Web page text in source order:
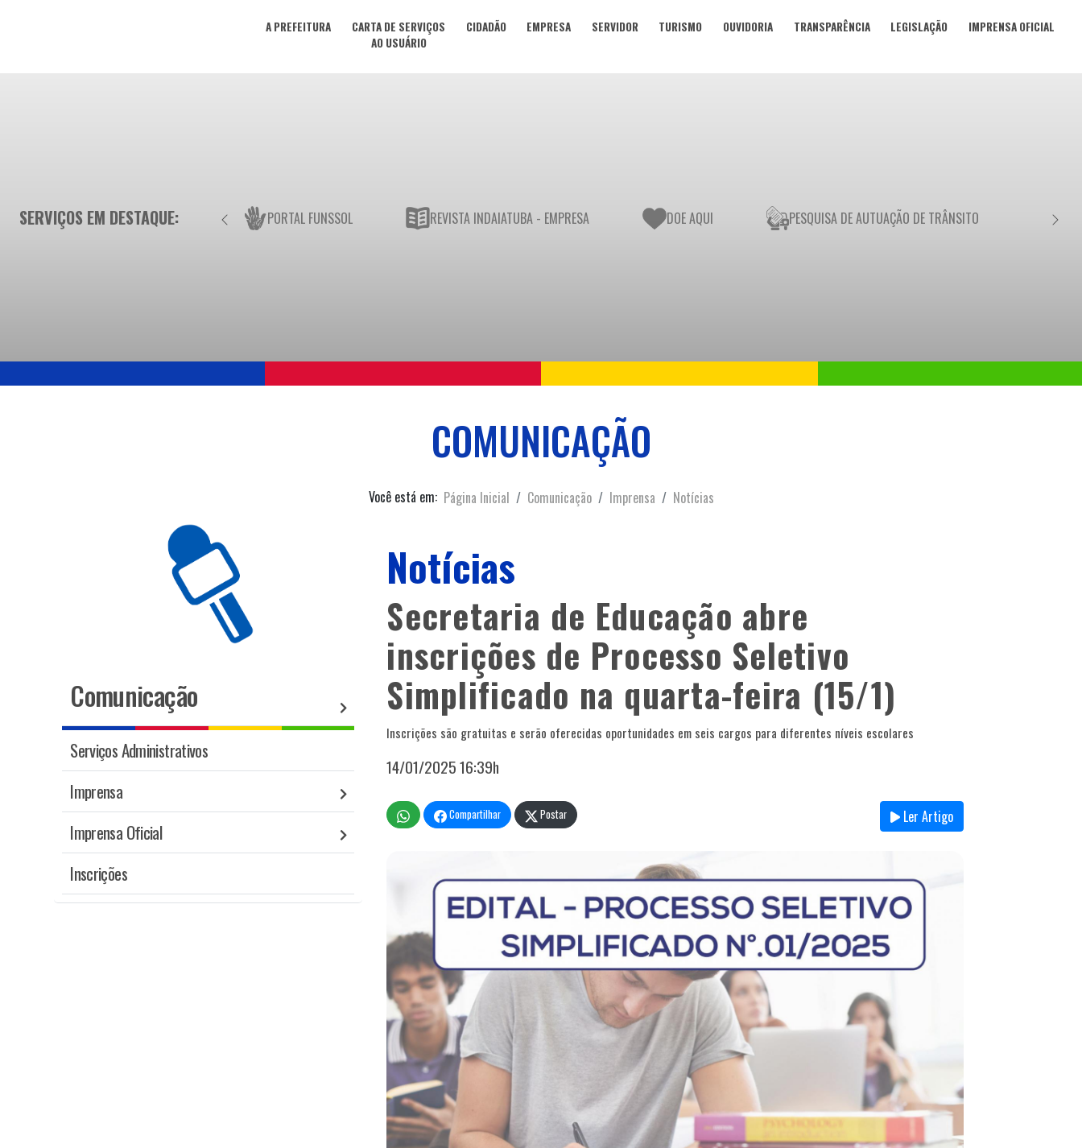
A PREFEITURA
CARTA DE SERVIÇOS
AO USUÁRIO
CIDADÃO EMPRESA SERVIDOR TURISMO OUVIDORIA TRANSPARÊNCIA LEGISLAÇÃO IMPRENSA OFICIAL
SERVIÇOS EM DESTAQUE: PORTAL FUNSSOL REVISTA INDAIATUBA - EMPRESA DOE AQUI PESQUISA DE AUTUAÇÃO DE TRÂNSITO
COMUNICAÇÃO
Você está em: Página Inicial Comunicação Imprensa Notícias
Comunicação
Serviços Administrativos
Imprensa
Imprensa Oficial
Inscrições
Notícias
Secretaria de Educação abre
inscrições de Processo Seletivo
Simplificado na quarta-feira (15/1)
Inscrições são gratuitas e serão oferecidas oportunidades em seis cargos para diferentes níveis escolares
14/01/2025 16:39h
Compartilhar Postar Ler Artigo